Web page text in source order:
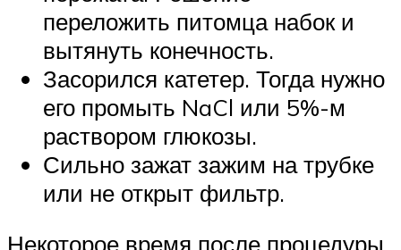
переложить питомца набок и
вытянуть конечность.
Засорился катетер. Тогда нужно
его промыть NaCl или 5%-м
раствором глюкозы.
Сильно зажат зажим на трубке
или не открыт фильтр.
Некоторое время после процедуры